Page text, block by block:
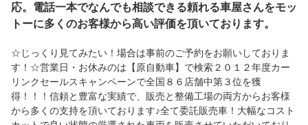
応。電話一本でなんでも相談できる頼れる車屋さんをモッ
トーに多くのお客様から高い評価を頂いております。
☆じっくり見てみたい！場合は事前のご予約をお願いしておりま
す！☆営業日・お休みのは【原自動車】で検索２０１２年度カー
リンクセールスキャンペーンで全国８６店舗中第３位を獲
得！！！信頼と豊富な実績で、販売と整備工場の両方からお客様
から多くの支持を頂いております♪全て委託販売車！大幅なコスト